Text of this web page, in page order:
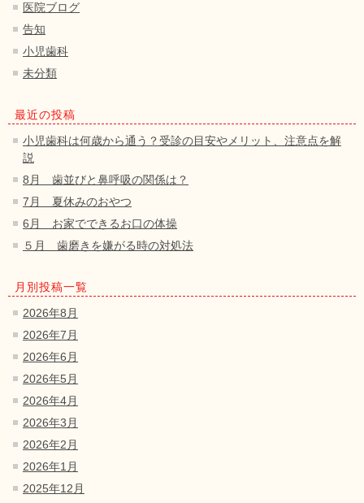
医院ブログ
告知
小児歯科
未分類
最近の投稿
小児歯科は何歳から通う？受診の目安やメリット、注意点を解
説
8月 歯並びと鼻呼吸の関係は？
7月 夏休みのおやつ
6月 お家でできるお口の体操
５月 歯磨きを嫌がる時の対処法
月別投稿一覧
2026年8月
2026年7月
2026年6月
2026年5月
2026年4月
2026年3月
2026年2月
2026年1月
2025年12月